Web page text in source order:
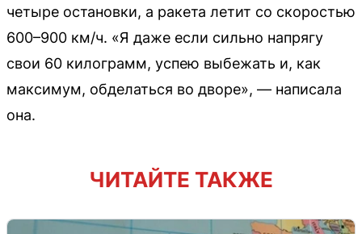
четыре остановки, а ракета летит со скоростью
600–900 км/ч. «Я даже если сильно напрягу
свои 60 килограмм, успею выбежать и, как
максимум, обделаться во дворе», — написала
она.
ЧИТАЙТЕ ТАКЖЕ